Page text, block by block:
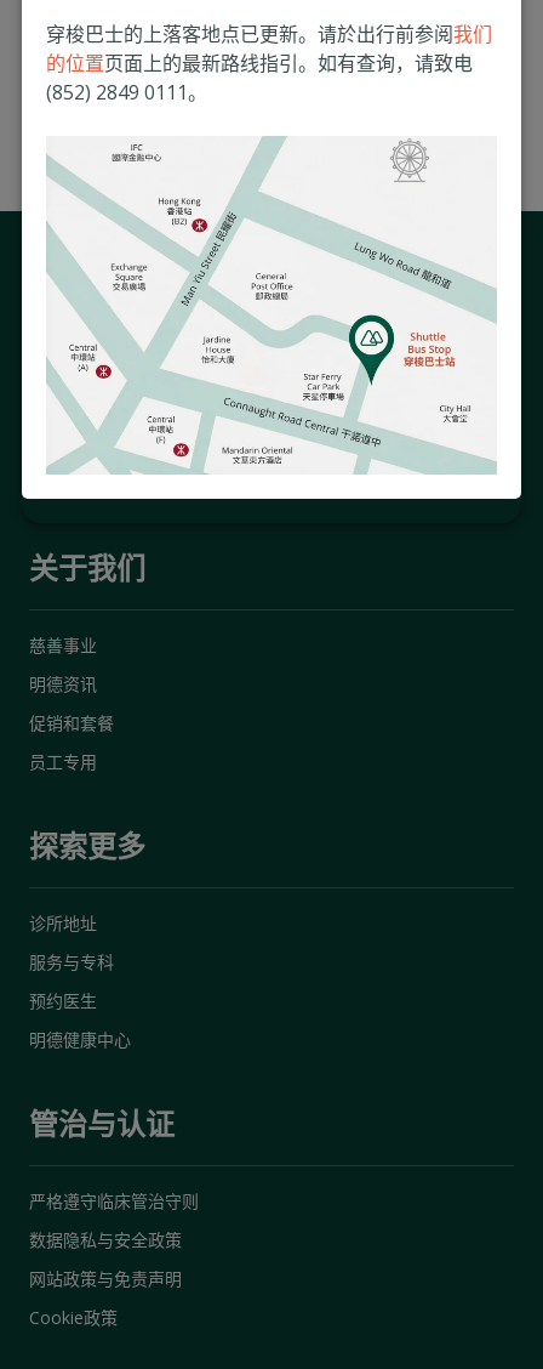
明德医疗中心 (中环)
香港皇后大道中39号丰盛创建大厦3楼
(852) 2537 8500
更多资讯
预约服务
与我们保持联系
接收我们的电子通讯以了解跟您息息相关的医院活动及资讯。
如需了解更多有关我们使用您的资料的方式，请参阅我们的《 隐私政策》。
关于我们
慈善事业
明德资讯
促销和套餐
员工专用
探索更多
诊所地址
服务与专科
预约医生
明德健康中心
管治与认证
严格遵守临床管治守则
数据隐私与安全政策
网站政策与免责声明
Cookie政策
穿梭巴士的上落客地点已更新。请於出行前参阅我们
的位置页面上的最新路线指引。如有查询，请致电
(852) 2849 0111。